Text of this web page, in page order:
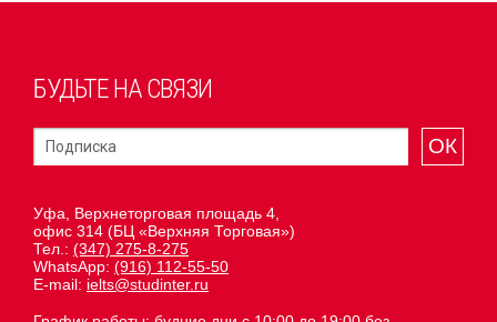
БУДЬТЕ НА СВЯЗИ
ОК
Уфа, Верхнеторговая площадь 4,
офис 314 (БЦ «Верхняя Торговая»)
Тел.: (347) 275-8-275
WhatsApp: (916) 112-55-50
E-mail: ielts@studinter.ru